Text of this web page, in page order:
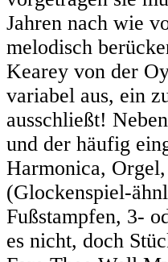
Jahren nach wie
melodisch
Kearey von der
variabel aus, ein
ausschließt!
und der häufig
Harmonica,
(Glockenspiel-
Fußstampfen, 3-
es nicht, doch